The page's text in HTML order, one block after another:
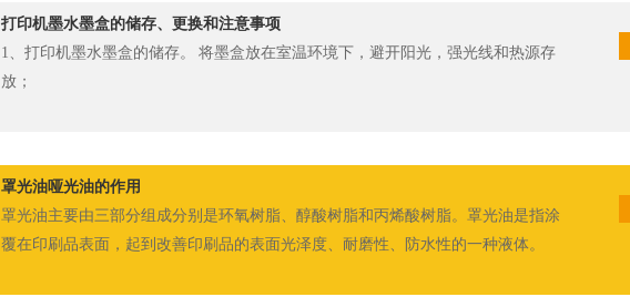
打印机墨水墨盒的储存、更换和注意事项
1、打印机墨水墨盒的储存。 将墨盒放在室温环境下，避开阳光，强光线和热源存
放；
罩光油哑光油的作用
罩光油主要由三部分组成分别是环氧树脂、醇酸树脂和丙烯酸树脂。罩光油是指涂
覆在印刷品表面，起到改善印刷品的表面光泽度、耐磨性、防水性的一种液体。